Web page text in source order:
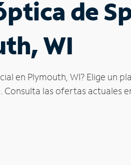
de
WI
en Plymouth, WI? Elige un
las ofertas actuales